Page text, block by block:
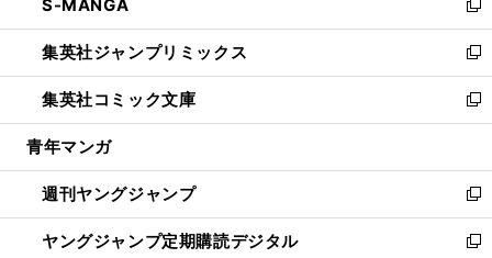
く
で
開
く
ド
ウ
で
開
く
ィ
ン
ド
ウ
で
開
い
ウ
ィ
ン
ド
ウ
開
く
S-MANGA
新
し
い
ウ
ィ
ン
ウ
で
開
く
集英社ジャンプリミックス
新
し
い
ウ
ン
ド
ウ
で
集英社コミック文庫
新
し
ウ
ィ
ン
ド
青年マンガ
週刊ヤングジャンプ
新
し
い
ヤングジャンプ定期購読デジタル
新